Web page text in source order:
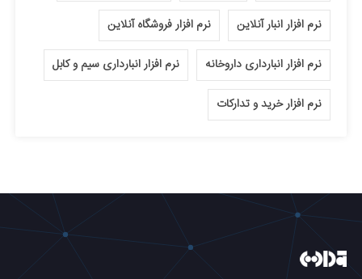
نرم افزار انبار آنلاین نرم افزار فروشگاه آنلاین
نرم افزار انبارداری داروخانه نرم افزار انبارداری سیم و کابل
نرم افزار خرید و تدارکات